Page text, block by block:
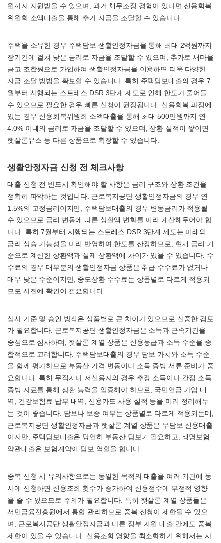
원까지 지원받을 수 있으며, 과거 채무조정 경험이 있다면 신용회복
위원회 소액대출을 통해 추가 자금을 조달할 수 있습니다.
주택을 소유한 경우 주택담보 생활안정자금을 통해 최대 2억원까지
장기간에 걸쳐 낮은 금리로 자금을 조달할 수 있으며, 추가로 새마을
금고 조합원으로 가입하여 생활안정자금을 이용하면 더욱 다양한
자금 조달 방법을 확보할 수 있습니다. 특히 주택담보대출의 경우 7
월부터 시행되는 스트레스 DSR 3단계 제도로 인해 한도가 줄어들
수 있으므로 필요한 경우 빠른 신청이 권장됩니다. 신용회복 과정에
있는 경우 신용회복위원회 소액대출을 통해 최대 500만원까지 연
4.0% 이내의 금리로 자금을 조달할 수 있으며, 상환 실적이 쌓이면
햇살론유스 등 다른 상품으로 확장할 수 있습니다.
생활안정자금 신청 전 체크사항
대출 신청 전 반드시 확인해야 할 사항은 금리 구조와 상환 조건을
정확히 파악하는 것입니다. 근로복지공단 생활안정자금의 경우 연
1.5%의 고정금리이지만, 주택담보대출의 경우 변동금리가 적용될
수 있으므로 금리 변동에 따른 상환액 변화를 미리 계산해두어야 합
니다. 특히 7월부터 시행되는 스트레스 DSR 3단계 제도는 미래의
금리 상승 가능성을 미리 반영하여 한도를 산정하므로, 현재 금리 기
준으로 계산한 상환액과 실제 상환액에 차이가 있을 수 있습니다. 수
수료의 경우 대부분의 생활안정자금 상품은 취급 수수료가 없거나
매우 낮은 수준이지만, 중도상환 수수료는 상품별로 다르게 적용되
므로 사전에 확인이 필요합니다.
심사 기준 및 승인 방식은 상품별로 큰 차이가 있으므로 신중한 검토
가 필요합니다. 근로복지공단 생활안정자금은 소득과 근속기간을
중심으로 심사하며, 햇살론 계열 상품은 신용등급과 소득 수준을 종
합적으로 고려합니다. 주택담보대출의 경우 담보 가치와 소득 수준
을 함께 평가하므로 부동산 가격 변동이나 소득 증빙 서류 준비가 중
요합니다. 특히 무직자나 저신용자의 경우 추정 소득이나 간접 소득
증빙 자료를 통해 상환 능력을 입증해야 하므로, 국민연금 가입 내
역, 건강보험료 납부 내역, 신용카드 사용 실적 등을 미리 정리해두
는 것이 좋습니다. 담보나 보증 여부는 상품별로 다르게 적용되는데,
근로복지공단 생활안정자금과 햇살론 계열 상품은 무담보 신용대출
이지만, 주택담보대출은 당연히 부동산 담보가 필요하고, 생명보험
약관대출은 보험계약이 담보 역할을 합니다.
중복 신청 시 유의사항으로는 동일한 목적의 대출을 여러 기관에 동
시에 신청하면 신용조회 횟수가 증가하여 신용점수에 부정적 영향
을 줄 수 있으므로 주의가 필요합니다. 특히 햇살론 계열 상품들은
서민금융진흥원에서 통합 관리하므로 중복 신청이 제한될 수 있으
며, 근로복지공단 생활안정자금과 다른 정부 지원 대출 간에도 중복
제한이 있을 수 있습니다. 신용조회 영향을 최소화하기 위해서는 사